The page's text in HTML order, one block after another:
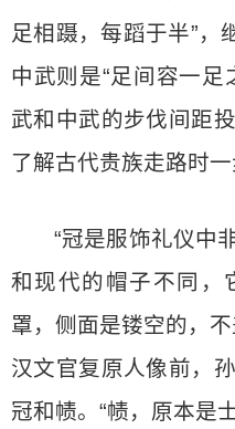
足相蹑，每蹈于半”，
中武则是“足间容一足
武和中武的步伐间距
了解古代贵族走路时一
“冠是服饰礼仪中
和现代的帽子不同，
罩，侧面是镂空的，
汉文官复原人像前，
冠和帻。“帻，原本是